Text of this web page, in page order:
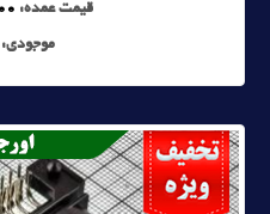
قیمت عمده: